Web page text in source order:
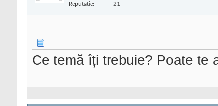
Reputatie: 21
Ce temă îți trebuie? Poate te